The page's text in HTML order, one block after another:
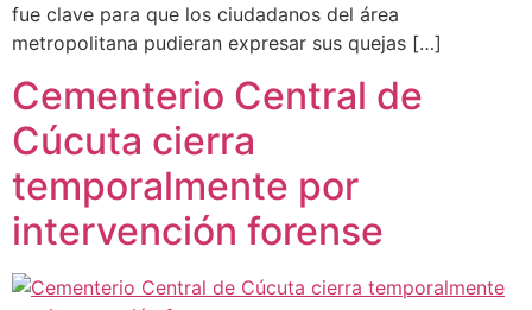
fue clave para que los ciudadanos del área
metropolitana pudieran expresar sus quejas […]
Cementerio Central de
Cúcuta cierra
temporalmente por
intervención forense